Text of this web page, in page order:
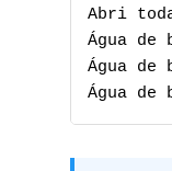
Abri
Água de
Água de
Água de